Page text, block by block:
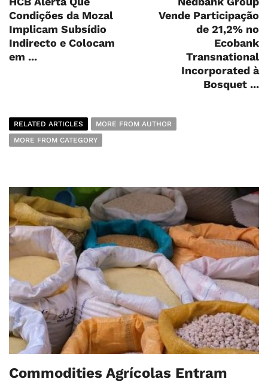
Condições da Mozal
Implicam Subsídio
Indirecto e Colocam
em ...
Vende Participação
de 21,2% no
Ecobank
Transnational
Incorporated à
Bosquet ...
RELATED ARTICLES
MORE FROM AUTHOR
MORE FROM CATEGORY
Commodities Agrícolas Entram